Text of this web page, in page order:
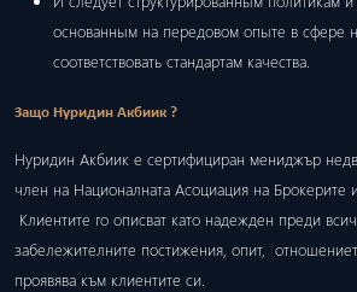
основанным на передовом опыте в сфере
соответствовать стандартам качества.
Защо Нуридин Акбиик ?
Нуридин Акбиик е сертифициран мениджър
член на Националната Асоциация на Брокерите
Клиентите го описват като надежден преди
забележителните постижения, опит,
проявява към клиентите си.